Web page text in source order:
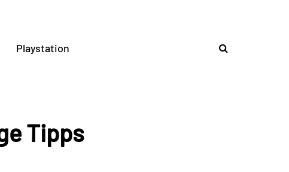
Playstation
Tipps